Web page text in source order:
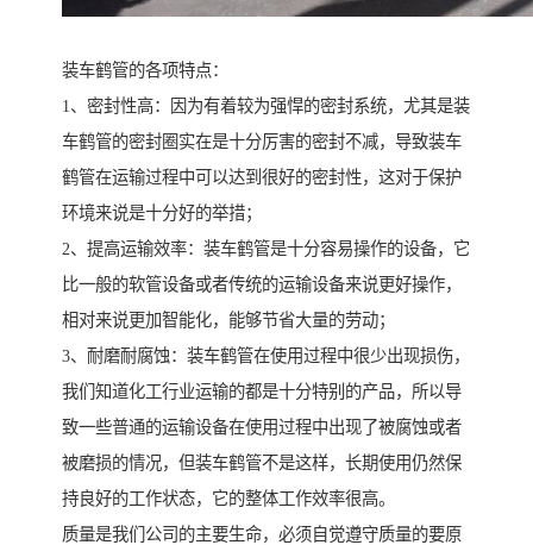
装车鹤管的各项特点：
1、密封性高：因为有着较为强悍的密封系统，尤其是装
车鹤管的密封圈实在是十分厉害的密封不减，导致装车
鹤管在运输过程中可以达到很好的密封性，这对于保护
环境来说是十分好的举措；
2、提高运输效率：装车鹤管是十分容易操作的设备，它
比一般的软管设备或者传统的运输设备来说更好操作，
相对来说更加智能化，能够节省大量的劳动；
3、耐磨耐腐蚀：装车鹤管在使用过程中很少出现损伤，
我们知道化工行业运输的都是十分特别的产品，所以导
致一些普通的运输设备在使用过程中出现了被腐蚀或者
被磨损的情况，但装车鹤管不是这样，长期使用仍然保
持良好的工作状态，它的整体工作效率很高。
质量是我们公司的主要生命，必须自觉遵守质量的要原